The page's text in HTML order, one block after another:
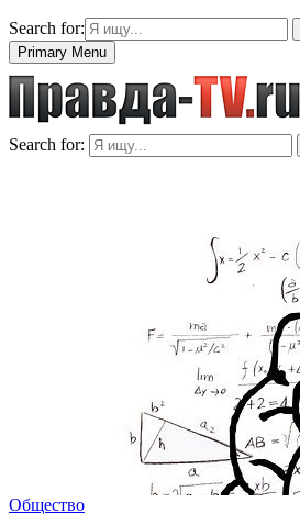
Search for:
Primary Menu
Search for:
Общество